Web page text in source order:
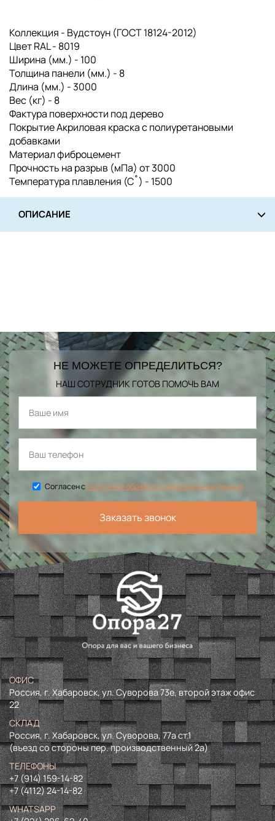
Коллекция - Вудстоун (ГОСТ 18124-2012)
Цвет RAL - 8019
Ширина (мм.) - 100
Толщина панели (мм.) - 8
Длина (мм.) - 3000
Вес (кг) - 8
Фактура поверхности под дерево
Покрытие Акриловая краска с полиуретановыми
добавками
Материал фиброцемент
Прочность на разрыв (мПа) от 3000
Температура плавления (С˚) - 1500
ОПИСАНИЕ
НЕ МОЖЕТЕ ОПРЕДЕЛИТЬСЯ?
НАШ СОТРУДНИК ГОТОВ ПОМОЧЬ ВАМ
Согласен сПолитикой обработки персональных данных
Заказать звонок
ОФИС
Россия, г. Хабаровск, ул. Суворова 73е, второй этаж офис
22
СКЛАД
Россия, г. Хабаровск, ул. Суворова, 77а ст.1
(въезд со стороны пер. производственный 2а)
ТЕЛЕФОНЫ
+7 (914) 159-14-82
+7 (4112) 24-14-82
WHATSAPP